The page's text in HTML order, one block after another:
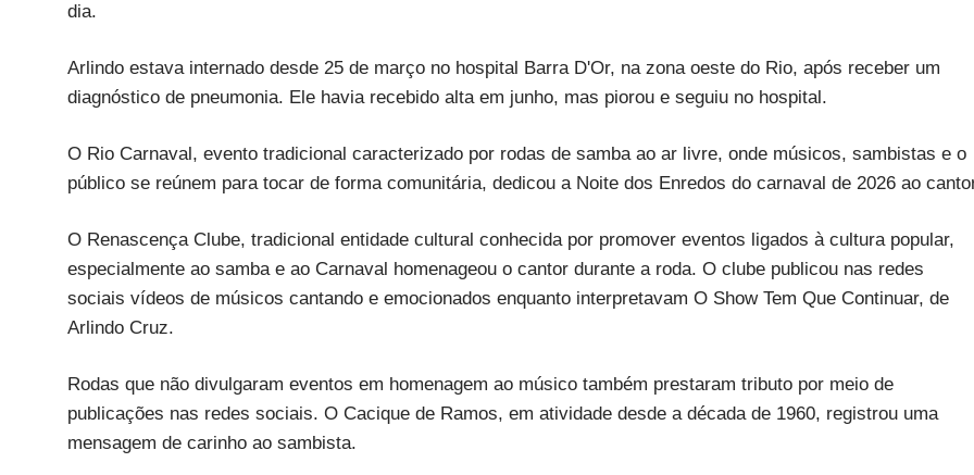
dia.
Arlindo estava internado desde 25 de março no hospital Barra D'Or, na zona oeste do Rio, após receber um
diagnóstico de pneumonia. Ele havia recebido alta em junho, mas piorou e seguiu no hospital.
O Rio Carnaval, evento tradicional caracterizado por rodas de samba ao ar livre, onde músicos, sambistas e o
público se reúnem para tocar de forma comunitária, dedicou a Noite dos Enredos do carnaval de 2026 ao
O Renascença Clube, tradicional entidade cultural conhecida por promover eventos ligados à cultura popular,
especialmente ao samba e ao Carnaval homenageou o cantor durante a roda. O clube publicou nas redes
sociais vídeos de músicos cantando e emocionados enquanto interpretavam O Show Tem Que Continuar, de
Arlindo Cruz.
Rodas que não divulgaram eventos em homenagem ao músico também prestaram tributo por meio de
publicações nas redes sociais. O Cacique de Ramos, em atividade desde a década de 1960, registrou uma
mensagem de carinho ao sambista.